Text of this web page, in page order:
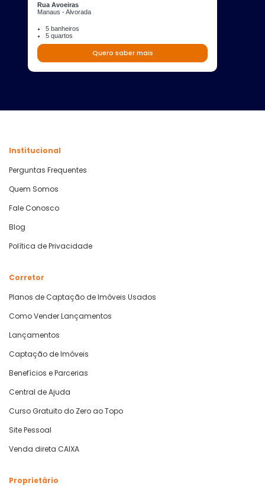
Rua Avoeiras
Manaus - Alvorada
5 banheiros
5 quartos
Quero saber mais
Institucional
Perguntas Frequentes
Quem Somos
Fale Conosco
Blog
Política de Privacidade
Corretor
Planos de Captação de Imóveis Usados
Como Vender Lançamentos
Lançamentos
Captação de Imóveis
Benefícios e Parcerias
Central de Ajuda
Curso Gratuito do Zero ao Topo
Site Pessoal
Venda direta CAIXA
Proprietário